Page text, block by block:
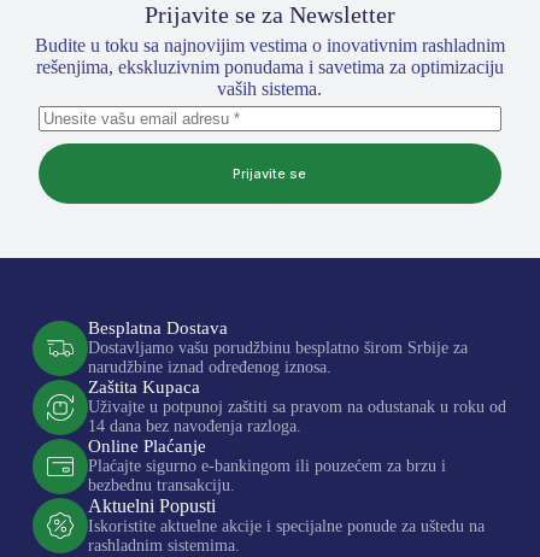
Prijavite se za Newsletter
Budite u toku sa najnovijim vestima o inovativnim rashladnim
rešenjima, ekskluzivnim ponudama i savetima za optimizaciju
vaših sistema.
Prijavite se
Besplatna Dostava
Dostavljamo vašu porudžbinu besplatno širom Srbije za
narudžbine iznad određenog iznosa.
Zaštita Kupaca
Uživajte u potpunoj zaštiti sa pravom na odustanak u roku od
14 dana bez navođenja razloga.
Online Plaćanje
Plaćajte sigurno e-bankingom ili pouzećem za brzu i
bezbednu transakciju.
Aktuelni Popusti
Iskoristite aktuelne akcije i specijalne ponude za uštedu na
rashladnim sistemima.